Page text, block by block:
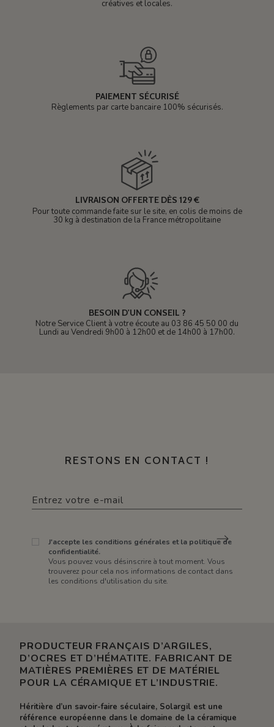
créatives et locales.
PAIEMENT SÉCURISÉ
Règlements par carte bancaire 100% sécurisés.
LIVRAISON OFFERTE DÈS 129 €
Pour toute commande faite sur le site, en colis de moins de
30 kg à destination de la France métropolitaine
BESOIN D'UN CONSEIL ?
Notre Service Client à votre écoute au 03 86 45 50 00 du
Lundi au Vendredi 9h00 à 12h00 et de 14h00 à 17h00.
RESTONS EN CONTACT !
J'accepte les conditions générales et la politique de
confidentialité.
Vous pouvez vous désinscrire à tout moment. Vous
trouverez pour cela nos informations de contact dans
les conditions d'utilisation du site.
PRODUCTEUR FRANÇAIS D’ARGILES,
D’OCRES ET D’HÉMATITE. FABRICANT DE
MATIÈRES PREMIÈRES ET DE MATÉRIEL
POUR LA CÉRAMIQUE ET L’INDUSTRIE.
Héritière d’un savoir-faire séculaire, Solargil est une
référence européenne dans le domaine de la céramique